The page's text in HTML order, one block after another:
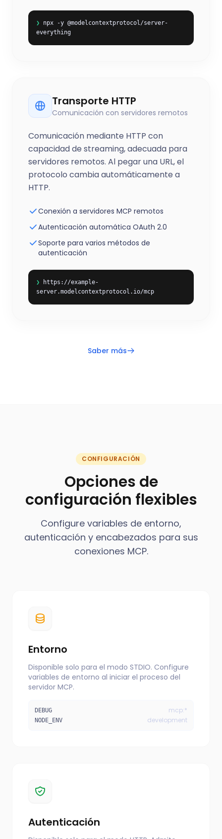
❯ npx -y @modelcontextprotocol/server-
everything
Transporte HTTP
Comunicación con servidores remotos
Comunicación mediante HTTP con
capacidad de streaming, adecuada para
servidores remotos. Al pegar una URL, el
protocolo cambia automáticamente a
HTTP.
Conexión a servidores MCP remotos
Autenticación automática OAuth 2.0
Soporte para varios métodos de
autenticación
❯
https://example-
server.modelcontextprotocol.io/mcp
Saber más
CONFIGURACIÓN
Opciones de
configuración flexibles
Configure variables de entorno,
autenticación y encabezados para sus
conexiones MCP.
Entorno
Disponible solo para el modo STDIO. Configure
variables de entorno al iniciar el proceso del
servidor MCP.
DEBUG mcp:*
NODE_ENV development
Autenticación